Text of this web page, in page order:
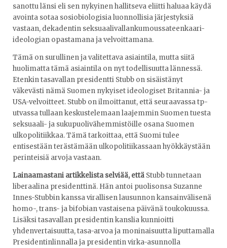
sanottu länsi eli sen nykyinen hallitseva eliitti haluaa käydä
avointa sotaa sosiobiologisia luonnollisia järjestyksiä
vastaan, dekadentin seksuaalivallankumoussateenkaari-
ideologian opastamana ja velvoittamana.
Tämä on surullinen ja valitettava asiaintila, mutta siitä
huolimatta tämä asiaintila on nyt todellisuutta lännessä.
Etenkin tasavallan presidentti Stubb on sisäistänyt
väkevästi nämä Suomen nykyiset ideologiset Britannia- ja
USA-velvoitteet. Stubb on ilmoittanut, että seuraavassa tp-
utvassa tullaan keskustelemaan laajemmin Suomen tuesta
seksuaali- ja sukupuolivähemmistöille osana Suomen
ulkopolitiikkaa. Tämä tarkoittaa, että Suomi tulee
entisestään terästämään ulkopolitiikassaan hyökkäystään
perinteisiä arvoja vastaan.
Lainaamastani artikkelista selviää, että Stubb tunnetaan
liberaalina presidenttinä. Hän antoi puolisonsa Suzanne
Innes-Stubbin kanssa virallisen lausunnon kansainvälisenä
homo-, trans- ja bifobian vastaisena päivänä toukokuussa.
Lisäksi tasavallan presidentin kanslia kunnioitti
yhdenvertaisuutta, tasa-arvoa ja moninaisuutta liputtamalla
Presidentinlinnalla ja presidentin virka-asunnolla